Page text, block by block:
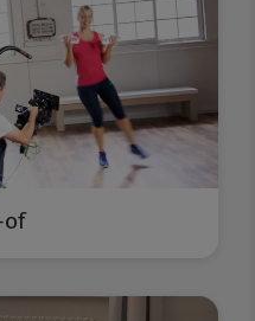
of